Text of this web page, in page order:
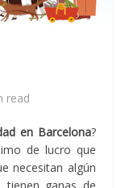
read
en Barcelona?
de lucro que
necesitan algún
ganas de